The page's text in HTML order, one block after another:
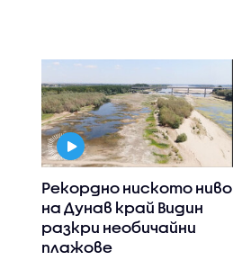
Рекордно ниското ниво
на Дунав край Видин
разкри необичайни
плажове